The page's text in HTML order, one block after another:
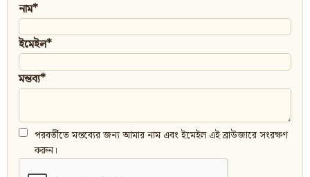
নাম*
ইমেইল*
মন্তব্য*
পরবর্তীতে মন্তব্যের জন্য আমার নাম এবং ইমেইল এই ব্রাউজারে সংরক্ষণ
করুন।